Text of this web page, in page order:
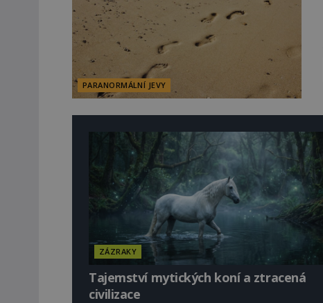
PARANORMÁLNÍ JEVY
ZÁZRAKY
Tajemství mytických koní a ztracená
civilizace